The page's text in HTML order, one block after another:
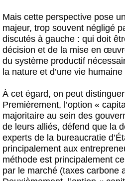
Mais cette perspective pose
majeur, trop souvent négligé
discutés à gauche : qui doit
décision et de la mise en
du système productif
la nature et d’une vie
À cet égard, on peut
Premièrement, l’option «
majoritaire au sein des
de leurs alliés, défend que la
experts de la bureaucratie
principalement aux
méthode est principalement
par le marché (taxes carbone